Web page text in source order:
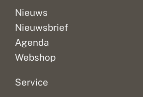
Nieuws
Nieuwsbrief
Agenda
Webshop
Service